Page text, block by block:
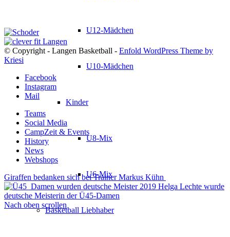
U12-Mädchen
U10-Mädchen
Kinder
U8-Mix
U6-Mix
Basketball Liebhaber
© Copyright - Langen Basketball - Enfold WordPress Theme by
Kriesi
Facebook
Instagram
Mail
Teams
Social Media
CampZeit & Events
History
News
Webshops
Giraffen bedanken sich bei Trainer Markus Kühn
Helga Lechte wurde
deutsche Meisterin der Ü45-Damen
Nach oben scrollen